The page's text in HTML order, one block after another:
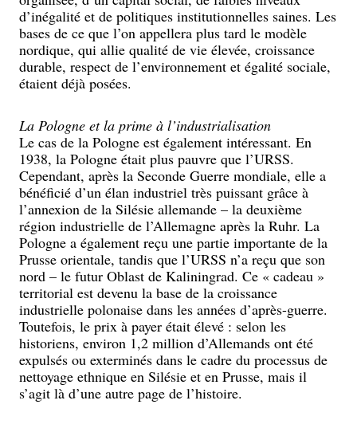
d’inégalité et de politiques institutionnelles saines. Les
bases de ce que l’on appellera plus tard le modèle
nordique, qui allie qualité de vie élevée, croissance
durable, respect de l’environnement et égalité sociale,
étaient déjà posées.
La Pologne et la prime à l’industrialisation
Le cas de la Pologne est également intéressant. En
1938, la Pologne était plus pauvre que l’URSS.
Cependant, après la Seconde Guerre mondiale, elle a
bénéficié d’un élan industriel très puissant grâce à
l’annexion de la Silésie allemande – la deuxième
région industrielle de l’Allemagne après la Ruhr. La
Pologne a également reçu une partie importante de la
Prusse orientale, tandis que l’URSS n’a reçu que son
nord – le futur Oblast de Kaliningrad. Ce « cadeau »
territorial est devenu la base de la croissance
industrielle polonaise dans les années d’après-guerre.
Toutefois, le prix à payer était élevé : selon les
historiens, environ 1,2 million d’Allemands ont été
expulsés ou exterminés dans le cadre du processus de
nettoyage ethnique en Silésie et en Prusse, mais il
s’agit là d’une autre page de l’histoire.